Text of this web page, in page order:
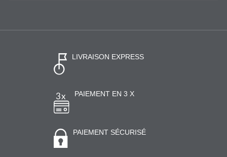
LIVRAISON EXPRESS
PAIEMENT EN 3 X
PAIEMENT SÉCURISÉ